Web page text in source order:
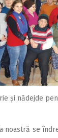
și nădejde
noastră se